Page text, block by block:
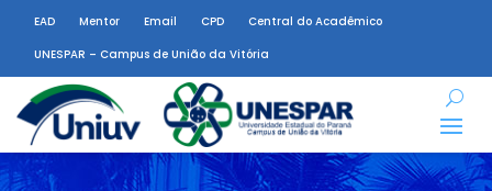
EAD Mentor Email CPD
Central do Acadêmico
UNESPAR – Campus de União da Vitória